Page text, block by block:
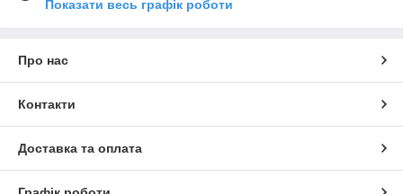
Показати весь графік роботи
Про нас
Контакти
Доставка та оплата